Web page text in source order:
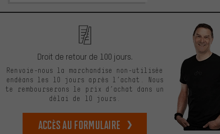
Droit de retour de 100 jours.
Renvoie-nous la marchandise non-utilisée
endéans les 10 jours après l’achat. Nous
te rembourserons le prix d’achat dans un
délai de 10 jours.
Accès au formulaire